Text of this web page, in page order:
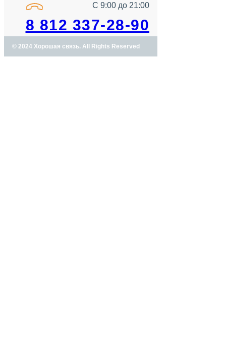
С 9:00 до 21:00
8 812 337-28-90
© 2024 Хорошая связь. All Rights Reserved